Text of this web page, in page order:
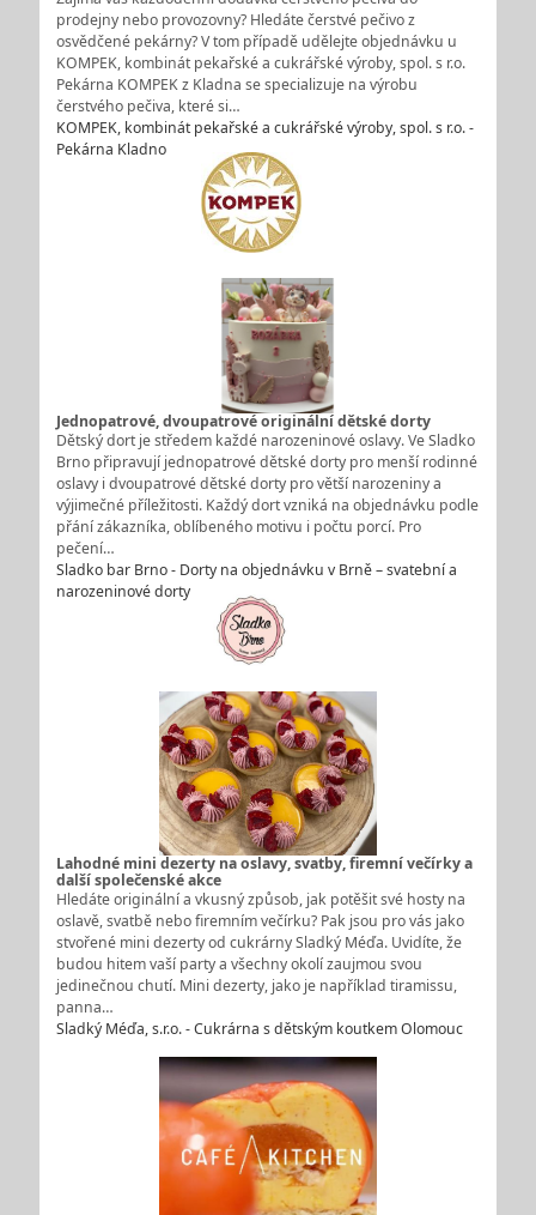
prodejny nebo provozovny? Hledáte čerstvé pečivo z
osvědčené pekárny? V tom případě udělejte objednávku u
KOMPEK, kombinát pekařské a cukrářské výroby, spol. s r.o.
Pekárna KOMPEK z Kladna se specializuje na výrobu
čerstvého pečiva, které si…
KOMPEK, kombinát pekařské a cukrářské výroby, spol. s r.o. -
Pekárna Kladno
Jednopatrové, dvoupatrové originální dětské dorty
Dětský dort je středem každé narozeninové oslavy. Ve Sladko
Brno připravují jednopatrové dětské dorty pro menší rodinné
oslavy i dvoupatrové dětské dorty pro větší narozeniny a
výjimečné příležitosti. Každý dort vzniká na objednávku podle
přání zákazníka, oblíbeného motivu i počtu porcí. Pro
pečení…
Sladko bar Brno - Dorty na objednávku v Brně – svatební a
narozeninové dorty
Lahodné mini dezerty na oslavy, svatby, firemní večírky a
další společenské akce
Hledáte originální a vkusný způsob, jak potěšit své hosty na
oslavě, svatbě nebo firemním večírku? Pak jsou pro vás jako
stvořené mini dezerty od cukrárny Sladký Méďa. Uvidíte, že
budou hitem vaší party a všechny okolí zaujmou svou
jedinečnou chutí. Mini dezerty, jako je například tiramissu,
panna…
Sladký Méďa, s.r.o. - Cukrárna s dětským koutkem Olomouc